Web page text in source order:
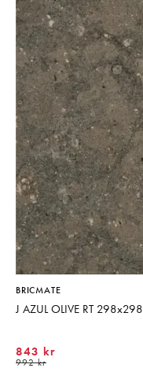
BRICMATE
J AZUL OLIVE RT 298x298
843 kr
992 kr